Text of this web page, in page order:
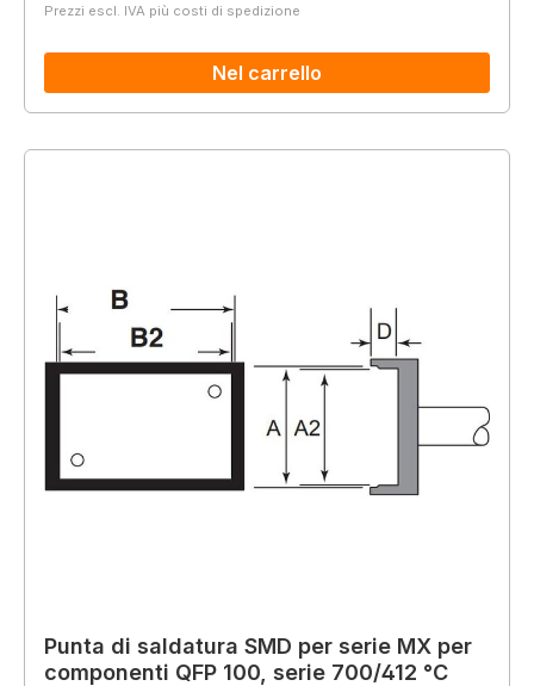
Prezzi escl. IVA più costi di spedizione
Nel carrello
Punta di saldatura SMD per serie MX per
componenti QFP 100, serie 700/412 °C